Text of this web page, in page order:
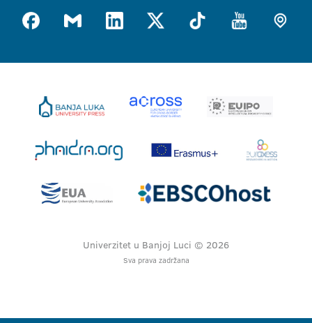
Univerzitet u Banjoj Luci © 2026
Sva prava zadržana